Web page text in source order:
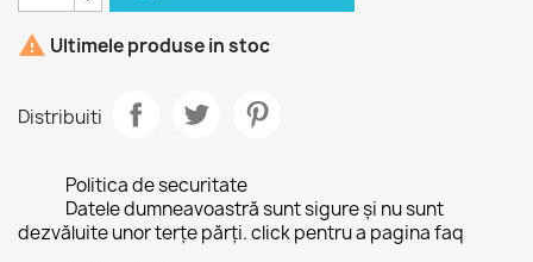
 Ultimele produse in stoc
Distribuiti
Politica de securitate
Datele dumneavoastră sunt sigure și nu sunt
dezvăluite unor terțe părți. click pentru a pagina faq